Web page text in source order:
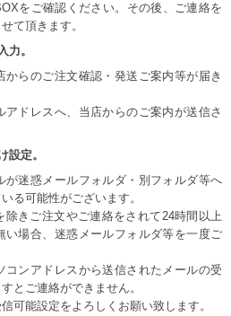
をご確認ください。その後、ご連絡を
て頂きます。
力。
からのご注文確認・発送ご案内等が届き
アドレスへ、当店からのご案内が送信さ
設定。
が迷惑メールフォルダ・別フォルダ等へ
る可能性がございます。
除きご注文やご連絡をされて24時間以上
い場合、迷惑メールフォルダ等を一度ご
コンアドレスから送信されたメールの受
とご連絡ができません。
可能設定をよろしくお願い致します。